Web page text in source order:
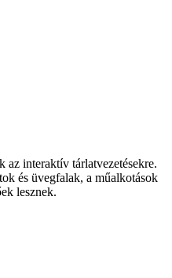
az interaktív tárlatvezetésekre.
és üvegfalak, a műalkotások
lesznek.